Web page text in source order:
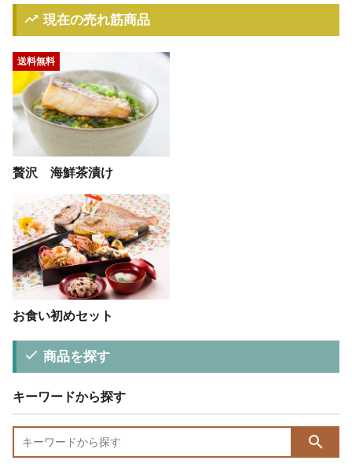
現在の売れ筋商品
送料無料
贅沢 海鮮茶漬け
お食い初めセット
商品を探す
キーワードから探す